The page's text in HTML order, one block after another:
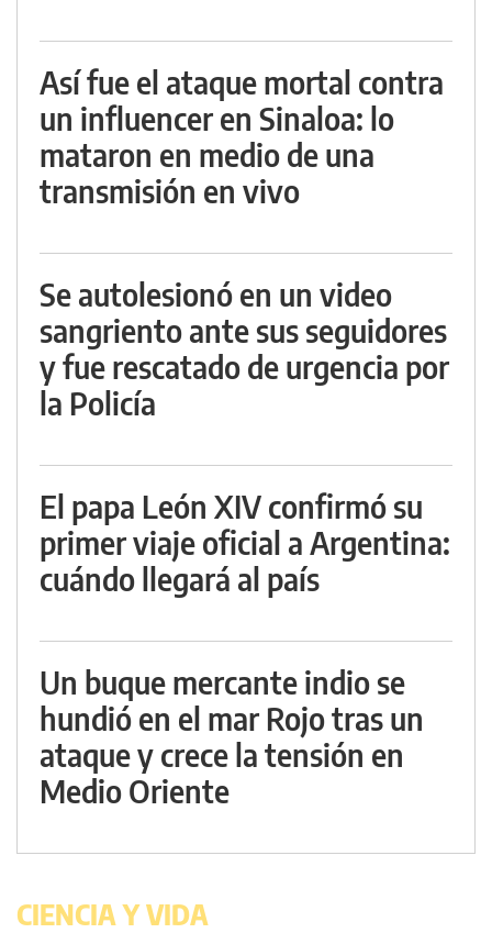
Así fue el ataque mortal contra
un influencer en Sinaloa: lo
mataron en medio de una
transmisión en vivo
Se autolesionó en un video
sangriento ante sus seguidores
y fue rescatado de urgencia por
la Policía
El papa León XIV confirmó su
primer viaje oficial a Argentina:
cuándo llegará al país
Un buque mercante indio se
hundió en el mar Rojo tras un
ataque y crece la tensión en
Medio Oriente
CIENCIA Y VIDA